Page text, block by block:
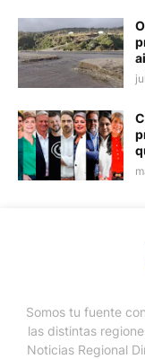
Somos tu fuente
las distintas
Noticias Regional